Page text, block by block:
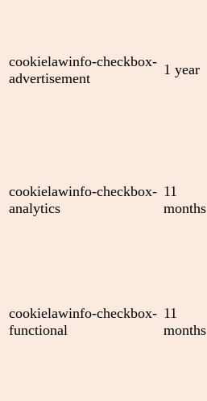
cookielawinfo-checkbox-
advertisement
1 year
cookielawinfo-checkbox-
analytics
11
months
cookielawinfo-checkbox-
functional
11
months